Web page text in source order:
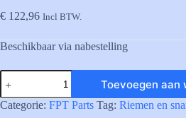
€ 122,96 Incl BTW.
Beschikbaar via nabestelling
504382963
V-
BELT
aantal
Toevoegen aan
Categorie: FPT Parts Tag: Riemen en